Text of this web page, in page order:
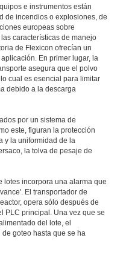
e instrumentos están
de incendios o explosiones, de
europeas sobre
características de manejo
de Flexicon ofrecían un
En primer lugar, la
asegura que el polvo
cual es esencial para limitar
debido a la descarga
por un sistema de
este, figuran la protección
y la uniformidad de la
la tolva de pesaje de
lotes incorpora una alarma que
El transportador de
opera sólo después de
PLC principal. Una vez que se
del lote, el
goteo hasta que se ha